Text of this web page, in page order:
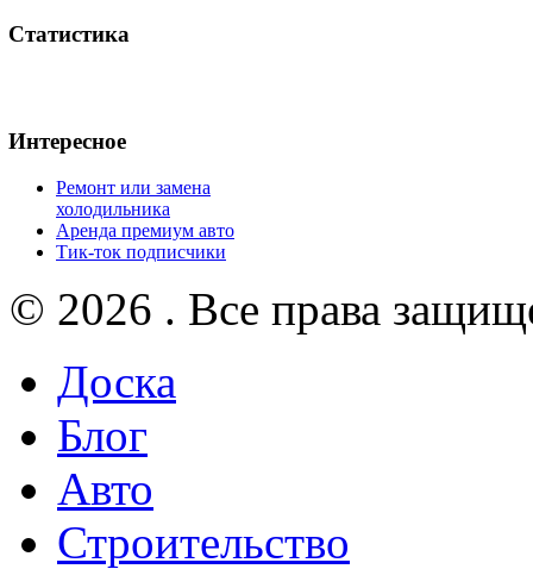
Статистика
Интересное
Ремонт или замена
холодильника
Аренда премиум авто
Тик-ток подписчики
© 2026 . Все права
Доска
Блог
Авто
Строительство